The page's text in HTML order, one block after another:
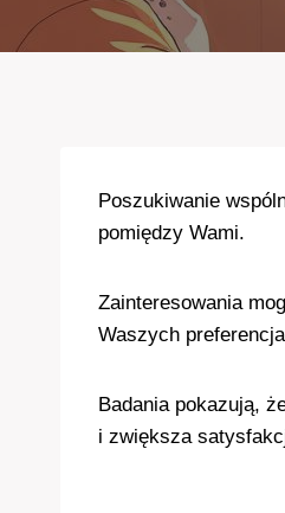
Poszukiwanie
pomiędzy Wami.
Zainteresowania
Waszych
Badania pokazują,
i zwiększa